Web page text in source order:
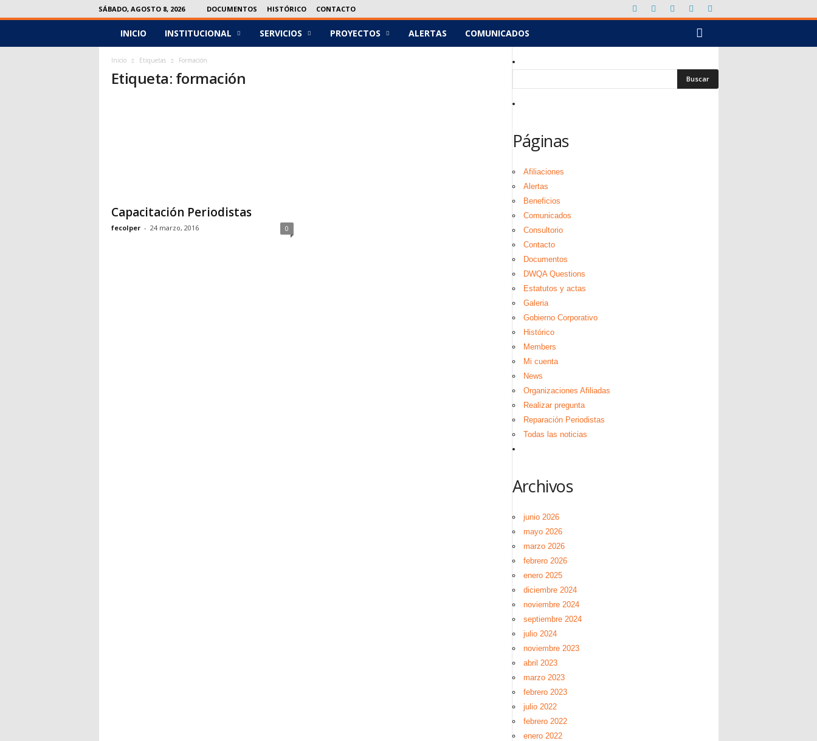
SÁBADO, AGOSTO 8, 2026 DOCUMENTOS HISTÓRICO CONTACTO
e
c
INICIO INSTITUCIONAL SERVICIOS PROYECTOS ALERTAS COMUNICADOS
Inicio Etiquetas Formación
Etiqueta: formación
Capacitación Periodistas
fecolper - 24 marzo, 2016 0
Páginas
Afiliaciones
Alertas
Beneficios
Comunicados
Consultorio
Contacto
Documentos
DWQA Questions
Estatutos y actas
Galeria
Gobierno Corporativo
Histórico
Members
Mi cuenta
News
Organizaciones Afiliadas
Realizar pregunta
Reparación Periodistas
Todas las noticias
Archivos
junio 2026
mayo 2026
marzo 2026
febrero 2026
enero 2025
diciembre 2024
noviembre 2024
septiembre 2024
julio 2024
noviembre 2023
abril 2023
marzo 2023
febrero 2023
julio 2022
febrero 2022
enero 2022